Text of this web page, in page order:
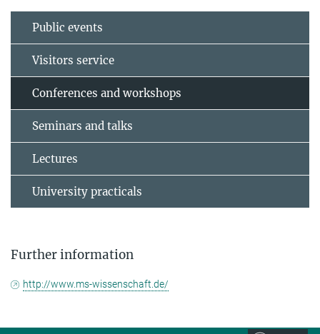
Public events
Visitors service
Conferences and workshops
Seminars and talks
Lectures
University practicals
Further information
http://www.ms-wissenschaft.de/